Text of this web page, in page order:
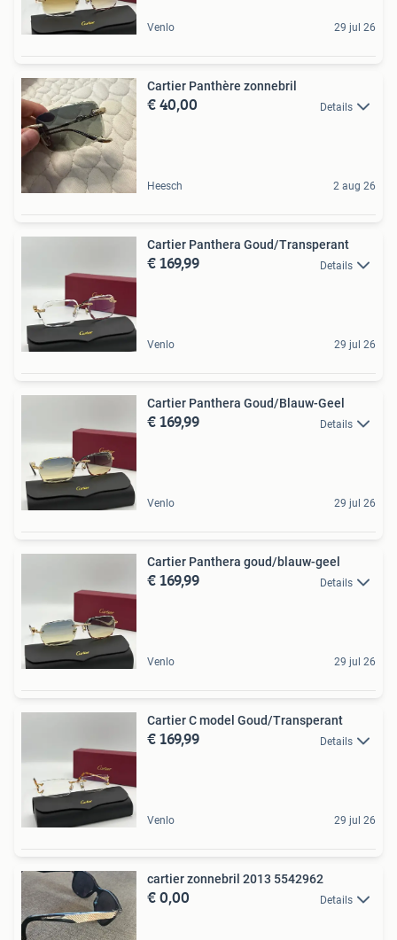
Venlo 29 jul 26
Cartier Panthère zonnebril
€ 40,00 Details
Heesch 2 aug 26
Cartier Panthera Goud/Transperant
€ 169,99 Details
Venlo 29 jul 26
Cartier Panthera Goud/Blauw-Geel
€ 169,99 Details
Venlo 29 jul 26
Cartier Panthera goud/blauw-geel
€ 169,99 Details
Venlo 29 jul 26
Cartier C model Goud/Transperant
€ 169,99 Details
Venlo 29 jul 26
cartier zonnebril 2013 5542962
€ 0,00 Details